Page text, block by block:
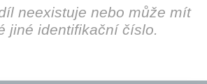
neexistuje nebo může mít
jiné identifikační číslo.